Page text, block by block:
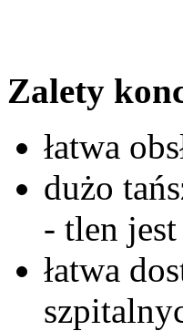
Zalety
łatwa
dużo
- tlen
łatwa